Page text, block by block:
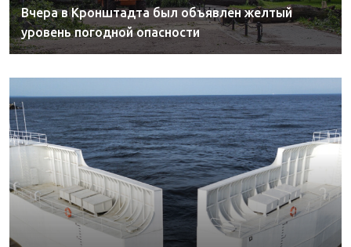
Вчера в Кронштадта был объявлен желтый
уровень погодной опасности